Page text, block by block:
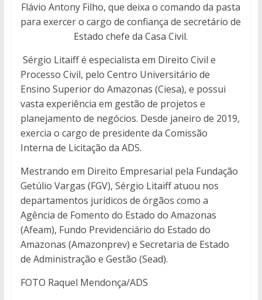
Flávio Antony Filho, que deixa o comando da pasta
para exercer o cargo de confiança de secretário de
Estado chefe da Casa Civil.
Sérgio Litaiff é especialista em Direito Civil e
Processo Civil, pelo Centro Universitário de
Ensino Superior do Amazonas (Ciesa), e possui
vasta experiência em gestão de projetos e
planejamento de negócios. Desde janeiro de 2019,
exercia o cargo de presidente da Comissão
Interna de Licitação da ADS.
Mestrando em Direito Empresarial pela Fundação
Getúlio Vargas (FGV), Sérgio Litaiff atuou nos
departamentos jurídicos de órgãos como a
Agência de Fomento do Estado do Amazonas
(Afeam), Fundo Previdenciário do Estado do
Amazonas (Amazonprev) e Secretaria de Estado
de Administração e Gestão (Sead).
FOTO Raquel Mendonça/ADS